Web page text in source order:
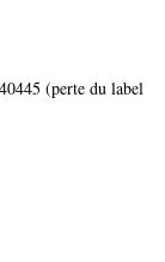
(perte du label